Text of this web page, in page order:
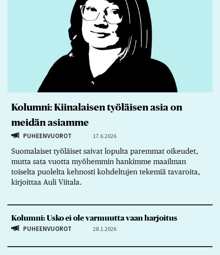
Kolumni: Kiinalaisen työläisen asia on
meidän asiamme
PUHEENVUOROT 17.6.2026
Suomalaiset työläiset saivat lopulta paremmat oikeudet,
mutta sata vuotta myöhemmin hankimme maailman
toiselta puolelta kehnosti kohdeltujen tekemiä tavaroita,
kirjoittaa Auli Viitala.
Kolumni: Usko ei ole varmuutta vaan harjoitus
PUHEENVUOROT 28.1.2026